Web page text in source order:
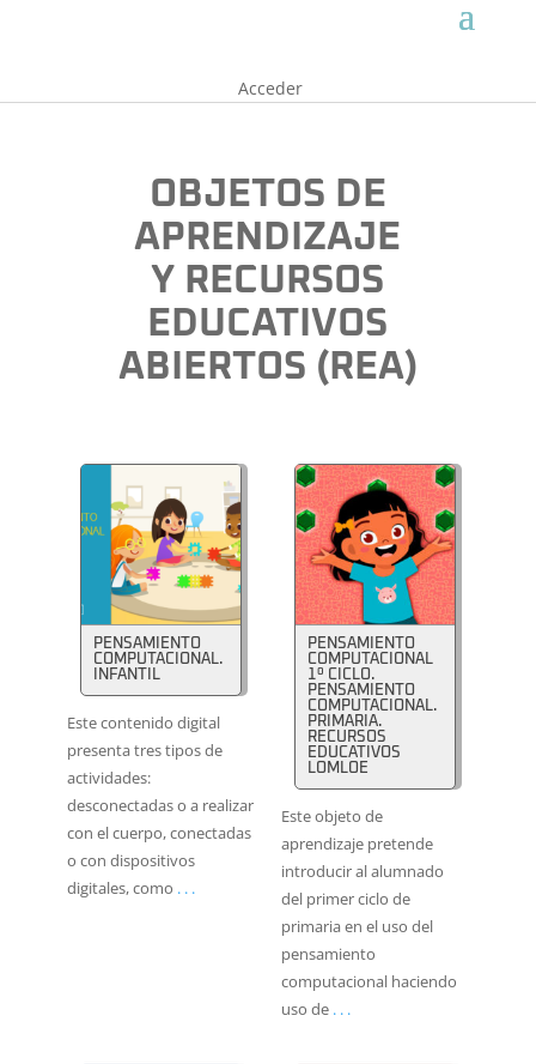
Acceder
OBJETOS DE
APRENDIZAJE
Y RECURSOS
EDUCATIVOS
ABIERTOS (REA)
PENSAMIENTO
COMPUTACIONAL.
INFANTIL
Este contenido digital
presenta tres tipos de
actividades:
desconectadas o a realizar
con el cuerpo, conectadas
o con dispositivos
digitales, como . . .
PENSAMIENTO
COMPUTACIONAL
1º CICLO.
PENSAMIENTO
COMPUTACIONAL.
PRIMARIA.
RECURSOS
EDUCATIVOS
LOMLOE
Este objeto de
aprendizaje pretende
introducir al alumnado
del primer ciclo de
primaria en el uso del
pensamiento
computacional haciendo
uso de . . .